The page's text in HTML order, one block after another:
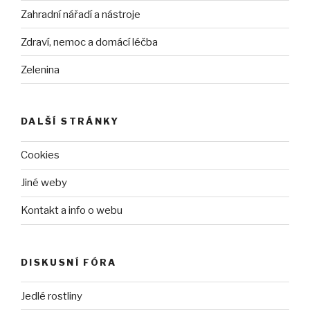
Zahradní nářadí a nástroje
Zdraví, nemoc a domácí léčba
Zelenina
DALŠÍ STRÁNKY
Cookies
Jiné weby
Kontakt a info o webu
DISKUSNÍ FÓRA
Jedlé rostliny